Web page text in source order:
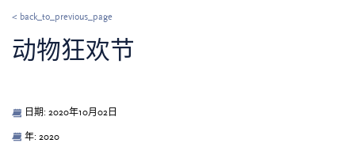
< back_to_previous_page
动物狂欢节
日期: 2020年10月02日
年: 2020